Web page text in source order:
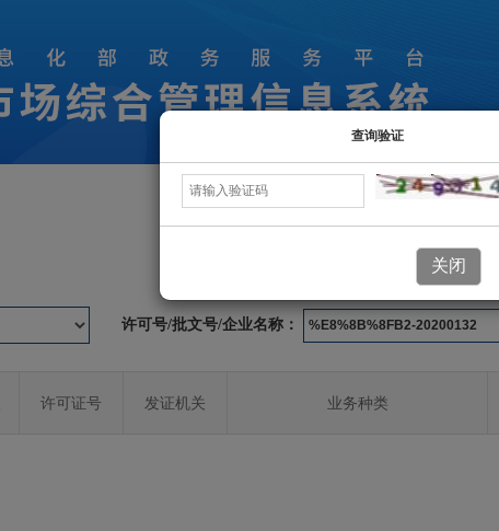
许可业务信息
许可号/批文号/企业名称：
查询验证
关闭
许可证号 发证机关 业务种类